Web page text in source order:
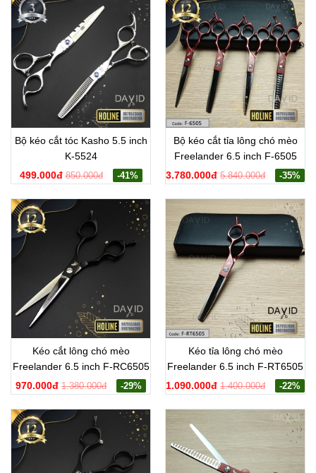
Bộ kéo cắt tóc Kasho 5.5 inch
K-5524
499.000đ 850.000đ -41%
Bộ kéo cắt tỉa lông chó mèo
Freelander 6.5 inch F-6505
3.780.000đ 5.840.000đ -35%
Kéo cắt lông chó mèo
Freelander 6.5 inch F-RC6505
970.000đ 1.380.000đ -29%
Kéo tỉa lông chó mèo
Freelander 6.5 inch F-RT6505
1.090.000đ 1.400.000đ -22%